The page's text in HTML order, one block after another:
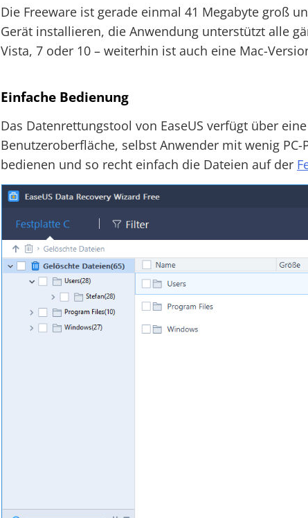
Die Freeware ist gerade einmal 41 Megabyte groß
Gerät installieren, die Anwendung unterstützt alle
Vista, 7 oder 10 – weiterhin ist auch eine Mac-
Einfache Bedienung
Das Datenrettungstool von EaseUS verfügt über
Benutzeroberfläche, selbst Anwender mit wenig
bedienen und so recht einfach die Dateien auf der